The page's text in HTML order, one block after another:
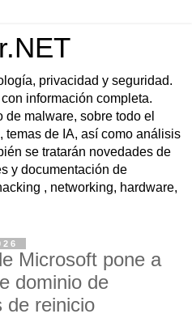
privacidad y seguridad.
información completa.
malware, sobre todo el
temas de IA, así como análisis
se tratarán novedades de
y documentación de
, networking, hardware,
Microsoft pone a
dominio de
de reinicio